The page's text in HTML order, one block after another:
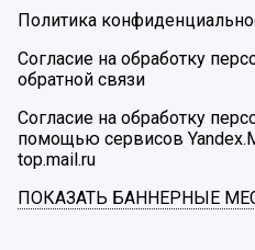
Политика
Согласие на обработку
обратной связи
Согласие на обработку
помощью сервисов
top.mail.ru
ПОКАЗАТЬ БАННЕРНЫЕ